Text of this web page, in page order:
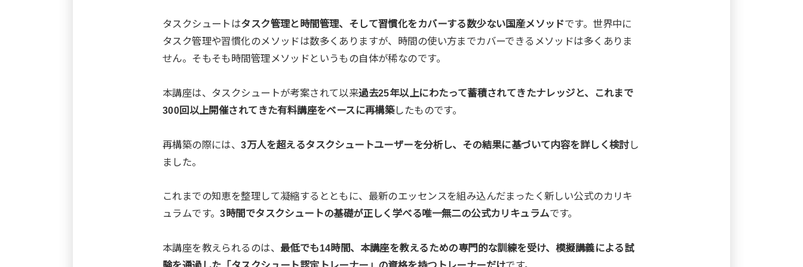
タスクシュートはタスク管理と時間管理、そして習慣化をカバーする数少ない国産メソッドです。世界中に
タスク管理や習慣化のメソッドは数多くありますが、時間の使い方までカバーできるメソッドは多くありま
せん。そもそも時間管理メソッドというもの自体が稀なのです。
本講座は、タスクシュートが考案されて以来過去25年以上にわたって蓄積されてきたナレッジと、これまで
300回以上開催されてきた有料講座をベースに再構築したものです。
再構築の際には、3万人を超えるタスクシュートユーザーを分析し、その結果に基づいて内容を詳しく検討し
ました。
これまでの知恵を整理して凝縮するとともに、最新のエッセンスを組み込んだまったく新しい公式のカリキ
ュラムです。3時間でタスクシュートの基礎が正しく学べる唯一無二の公式カリキュラムです。
本講座を教えられるのは、 最低でも14時間、本講座を教えるための専門的な訓練を受け、模擬講義による試